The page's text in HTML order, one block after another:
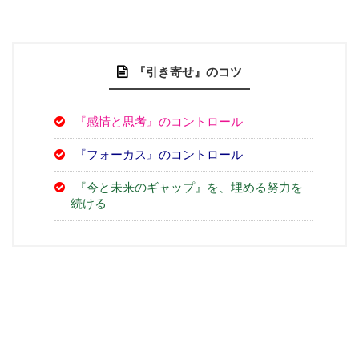
『引き寄せ』のコツ
『感情と思考』のコントロール
『フォーカス』のコントロール
『今と未来のギャップ』を、埋める努力を
続ける